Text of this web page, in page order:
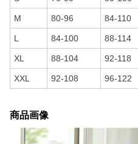
M 80-96 84-110
L 84-100 88-114
XL 88-104 92-118
XXL 92-108 96-122
商品画像